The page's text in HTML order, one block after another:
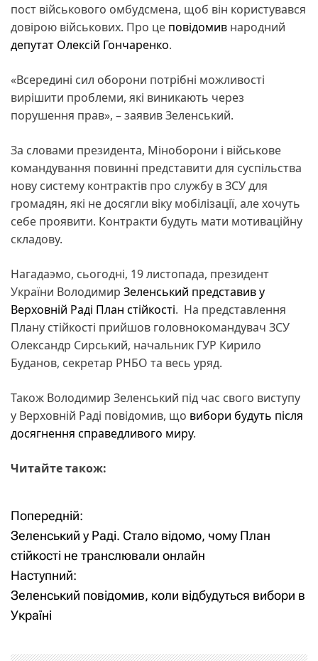
пост військового омбудсмена, щоб він користувався
довірою військових. Про це повідомив народний
депутат Олексій Гончаренко.
«Всередині сил оборони потрібні можливості
вирішити проблеми, які виникають через
порушення прав», – заявив Зеленський.
За словами президента, Міноборони і військове
командування повинні представити для суспільства
нову систему контрактів про службу в ЗСУ для
громадян, які не досягли віку мобілізації, але хочуть
себе проявити. Контракти будуть мати мотиваційну
складову.
Нагадаэмо, сьогодні, 19 листопада, президент
України Володимир Зеленський представив у
Верховній Раді План стійкості. На представлення
Плану стійкості прийшов головнокомандувач ЗСУ
Олександр Сирський, начальник ГУР Кирило
Буданов, секретар РНБО та весь уряд.
Також Володимир Зеленський під час свого виступу
у Верховній Раді повідомив, що вибори будуть після
досягнення справедливого миру.
Читайте також:
Н
а
в
і
Попередній:
Зеленський у Раді. Стало відомо, чому План
стійкості не транслювали онлайн
Наступний:
Зеленський повідомив, коли відбудуться вибори в
Україні